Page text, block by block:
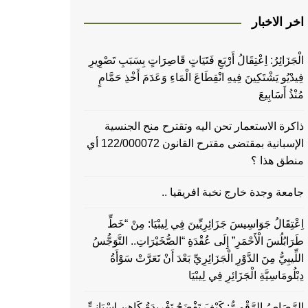
اخر الاخبار
الْجَزَائِرُ: اِعْتِقَالُ أَرْبَعِ فَتَيَاتٍ قَاصِرَاتٍ بِسَبَبِ تَصْوِيرِ
فِيدْيُو يَشْتَكِينَ فِيهِ انْقِطَاعَ الْمَاءِ وَعَدَمَ أَخْذِ حَمَّامٍ
مُنْذُ أَسَابِيعَ
ذاكرة الاستعمار تحن اليه وتقترح منح الجنسية
الإسبانية بمقتضى مقترح القانون 122/000072 أي
منطق هذا ؟
جامعة وجدة خارج نخبة افريقيا ..
اِعْتِقَالُ جَوَاسِيسَ جَزَائِرِيِّينَ فِي لِيبْيَا: مِنْ “خَطِّ
طَرَابُلُسَ الْأَحْمَرِ” إِلَى عُقْدَةِ “الصُّخَيْرَاتِ.. التَّوَجُّسُ
اللِّيبِيُّ مِنَ الدَّوْرِ الْجَزَائِرِيِّ بَعْدَ أَنْ تَعَرَّتْ سَوْأَةُ
دِبْلُومَاسِيَّةِ الْجَزَائِرِ فِي لِيبْيَا